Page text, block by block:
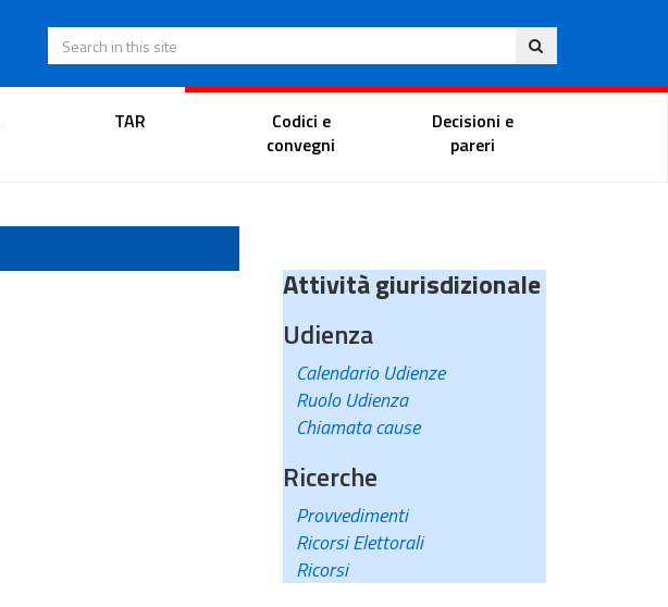
Eng
Search in this site
Magistrate Portal
TAR
Codici e
convegni
Decisioni e
pareri
Attività giurisdizionale
Udienza
Calendario Udienze
Ruolo Udienza
Chiamata cause
Ricerche
Provvedimenti
Ricorsi Elettorali
Ricorsi